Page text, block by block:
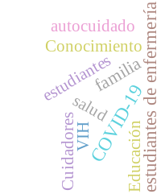
estudiantes de enfermería
COVID-19
familia
Conocimiento
salud
estudiantes
Educación
Cuidadores
autocuidado
VIH